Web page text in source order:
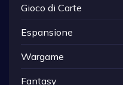
Gioco di Carte
Espansione
Wargame
Fantasy